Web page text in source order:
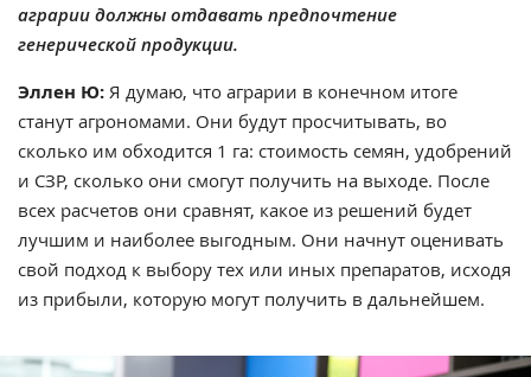
аграрии должны отдавать предпочтение
генерической продукции.
Эллен Ю: Я думаю, что аграрии в конечном итоге
станут агрономами. Они будут просчитывать, во
сколько им обходится 1 га: стоимость семян, удобрений
и СЗР, сколько они смогут получить на выходе. После
всех расчетов они сравнят, какое из решений будет
лучшим и наиболее выгодным. Они начнут оценивать
свой подход к выбору тех или иных препаратов, исходя
из прибыли, которую могут получить в дальнейшем.